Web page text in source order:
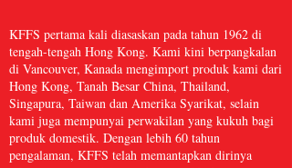
KFFS pertama kali diasaskan pada tahun 1962 di
tengah-tengah Hong Kong. Kami kini berpangkalan
di Vancouver, Kanada mengimport produk kami dari
Hong Kong, Tanah Besar China, Thailand,
Singapura, Taiwan dan Amerika Syarikat, selain
kami juga mempunyai perwakilan yang kukuh bagi
produk domestik. Dengan lebih 60 tahun
pengalaman, KFFS telah memantapkan dirinya